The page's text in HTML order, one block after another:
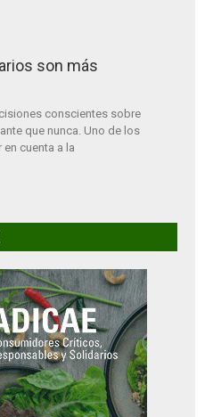
son más
conscientes sobre
que nunca. Uno de los
cuenta a la